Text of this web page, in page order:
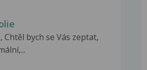
Chtěl bych se Vás zeptat,